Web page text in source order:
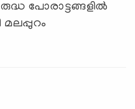
പോരാട്ടങ്ങളിൽ